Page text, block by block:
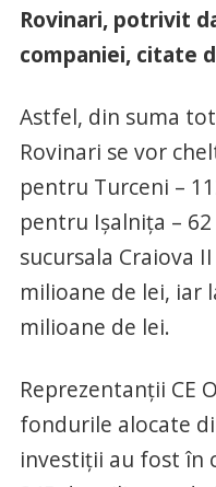
Rovinari, potrivit
companiei, citate
Astfel, din suma
Rovinari se vor
pentru Turceni –
pentru Işalniţa –
sucursala Craiova
milioane de lei, iar
milioane de lei.
Reprezentanţii CE
fondurile alocate
investiţii au fost în